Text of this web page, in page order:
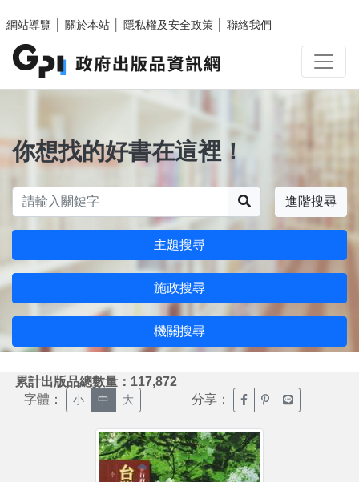
網站導覽
關於本站 隱私權及安全政策 聯絡我們
你想找的好書在這裡！
進階搜尋
主題搜尋
施政搜尋
機關搜尋
累計出版品總數量：117,872
字體： 小 中 大 分享： 臉書分享(另開新視窗)
噗浪分享(另開新
Line分享(另